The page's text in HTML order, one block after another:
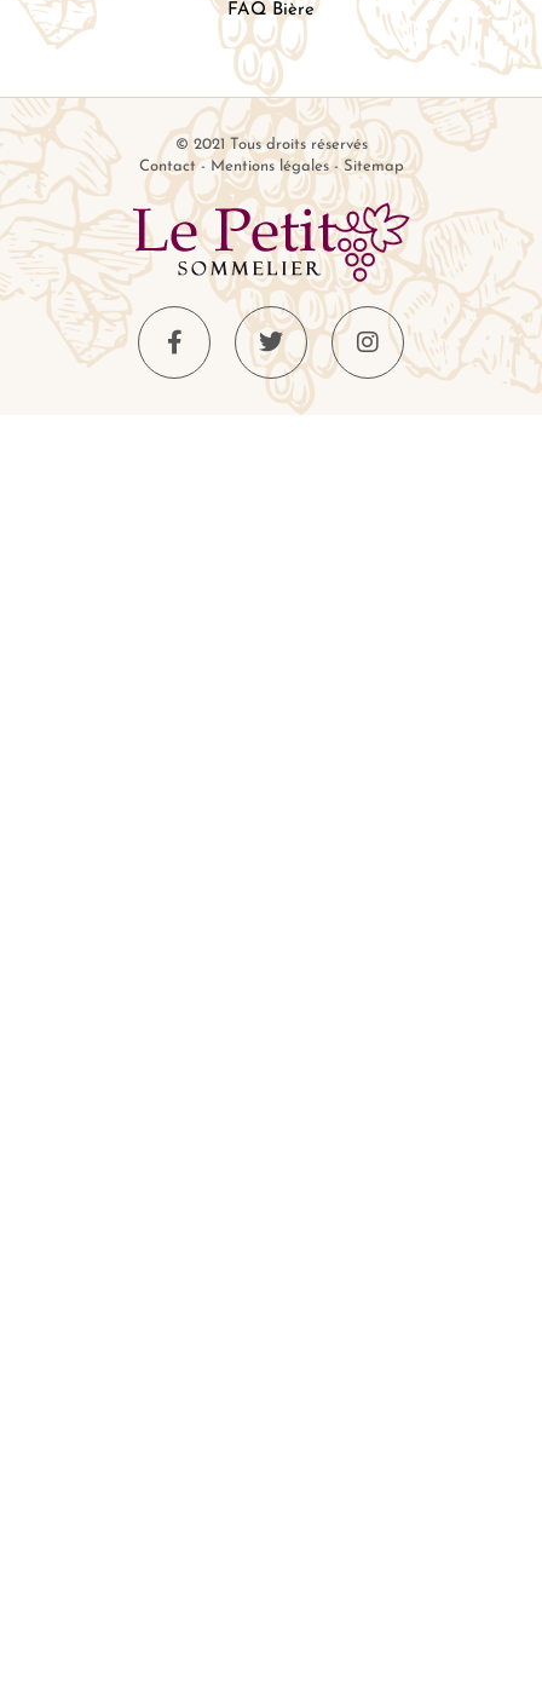
FAQ Bière
© 2021 Tous droits réservés
Contact- Mentions légales-Sitemap